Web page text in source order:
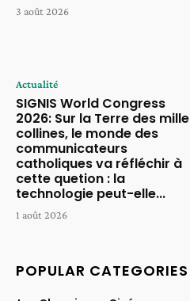
3 août 2026
Actualité
SIGNIS World Congress
2026: Sur la Terre des mille
collines, le monde des
communicateurs
catholiques va réfléchir à
cette quetion : la
technologie peut-elle...
1 août 2026
POPULAR CATEGORIES